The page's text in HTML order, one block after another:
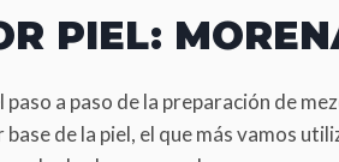
PIEL:
a paso de la preparación de
de la piel, el que más vamos